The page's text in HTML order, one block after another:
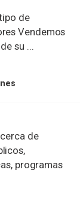
de
Vendemos
su ...
de
programas